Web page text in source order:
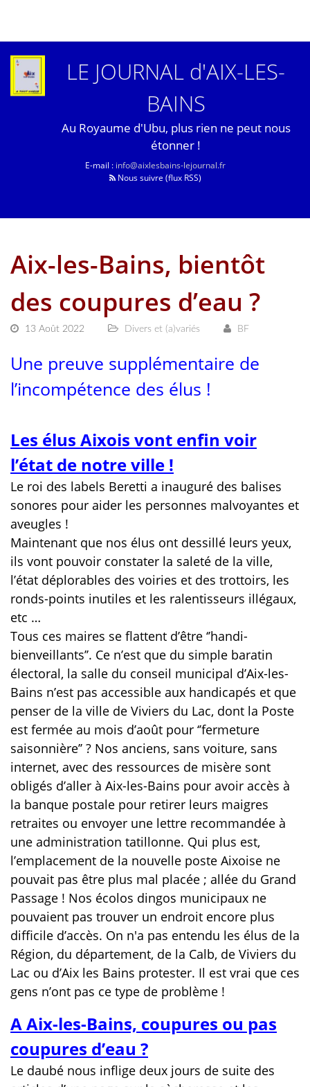
LE JOURNAL d'AIX-LES-
BAINS
Au Royaume d'Ubu, plus rien ne peut nous
étonner !
E-mail : info@aixlesbains-lejournal.fr
Nous suivre (flux RSS)
Aix-les-Bains, bientôt
des coupures d’eau ?
13 Août 2022 Divers et (a)variés BF
Une preuve supplémentaire de
l’incompétence des élus !
Les élus Aixois vont enfin voir
l’état de notre ville !
Le roi des labels Beretti a inauguré des balises
sonores pour aider les personnes malvoyantes et
aveugles !
Maintenant que nos élus ont dessillé leurs yeux,
ils vont pouvoir constater la saleté de la ville,
l’état déplorables des voiries et des trottoirs, les
ronds-points inutiles et les ralentisseurs illégaux,
etc …
Tous ces maires se flattent d’être ‘’handi-
bienveillants’’. Ce n’est que du simple baratin
électoral, la salle du conseil municipal d’Aix-les-
Bains n’est pas accessible aux handicapés et que
penser de la ville de Viviers du Lac, dont la Poste
est fermée au mois d’août pour ‘’fermeture
saisonnière’’ ? Nos anciens, sans voiture, sans
internet, avec des ressources de misère sont
obligés d’aller à Aix-les-Bains pour avoir accès à
la banque postale pour retirer leurs maigres
retraites ou envoyer une lettre recommandée à
une administration tatillonne. Qui plus est,
l’emplacement de la nouvelle poste Aixoise ne
pouvait pas être plus mal placée ; allée du Grand
Passage ! Nos écolos dingos municipaux ne
pouvaient pas trouver un endroit encore plus
difficile d’accès. On n'a pas entendu les élus de la
Région, du département, de la Calb, de Viviers du
Lac ou d’Aix les Bains protester. Il est vrai que ces
gens n’ont pas ce type de problème !
A Aix-les-Bains, coupures ou pas
coupures d’eau ?
Le daubé nous inflige deux jours de suite des